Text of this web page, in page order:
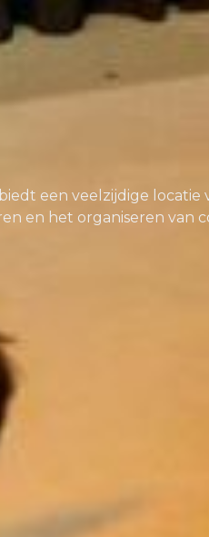
biedt een veelzijdige
en het organiseren van